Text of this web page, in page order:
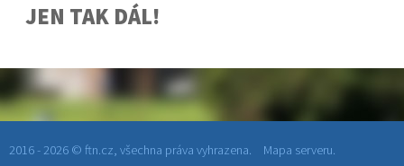
JEN TAK DÁL!
2016 - 2026 © ftn.cz, všechna práva vyhrazena. Mapa serveru.